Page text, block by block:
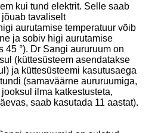
kui tund elektrit. Selle saab
tavaliselt
aurutamise temperatuur võib
ja sobiv higi aurutamise
45 °). Dr Sangi aururuum on
(küttesüsteem asendatakse
ja küttesüsteemi kasutusaega
(samaväärne aururuumiga,
ilma katkestusteta,
saab kasutada 11 aastat).